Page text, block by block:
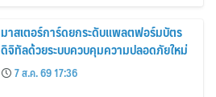
มาสเตอร์การ์ดยกระดับแพลตฟอร์มบัตร
ดิจิทัลด้วยระบบควบคุมความปลอดภัยใหม่
7 ส.ค. 69 17:36